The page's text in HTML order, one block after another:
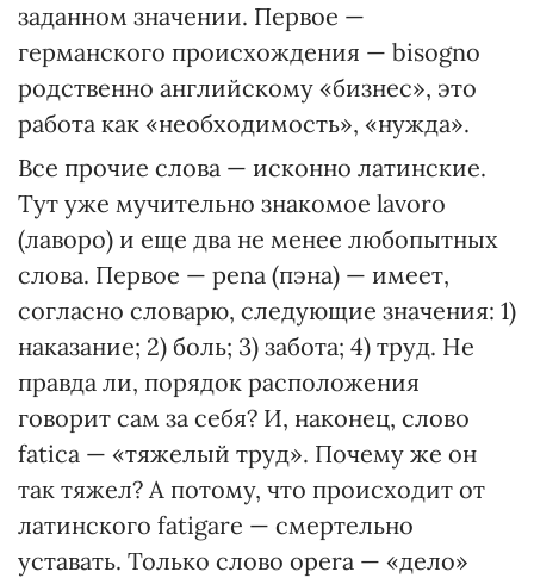
заданном значении. Первое —
германского происхождения — bisogno
родственно английскому «бизнес», это
работа как «необходимость», «нужда».
Все прочие слова — исконно латинские.
Тут уже мучительно знакомое lavoro
(лавoро) и еще два не менее любопытных
слова. Первое — pena (пэна) — имеет,
согласно словарю, следующие значения: 1)
наказание; 2) боль; 3) забота; 4) труд. Не
правда ли, порядок расположения
говорит сам за себя? И, наконец, слово
fatica — «тяжелый труд». Почему же он
так тяжел? А потому, что происходит от
латинского fatigare — смертельно
уставать. Только слово opera — «дело»